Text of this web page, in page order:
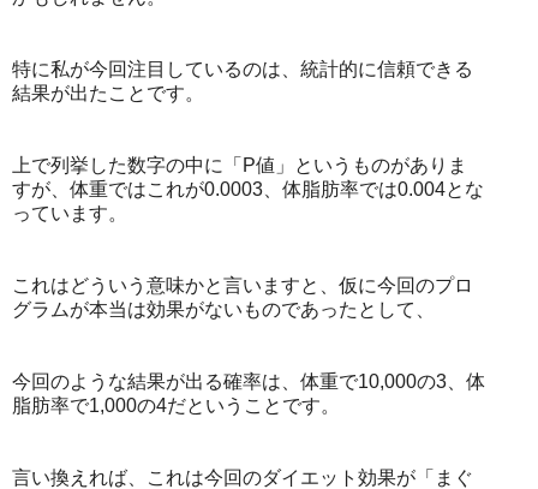
特に私が今回注目しているのは、統計的に信頼できる
結果が出たことです。
上で列挙した数字の中に「P値」というものがありま
すが、体重ではこれが0.0003、体脂肪率では0.004とな
っています。
これはどういう意味かと言いますと、仮に今回のプロ
グラムが本当は効果がないものであったとして、
今回のような結果が出る確率は、体重で10,000の3、体
脂肪率で1,000の4だということです。
言い換えれば、これは今回のダイエット効果が「まぐ